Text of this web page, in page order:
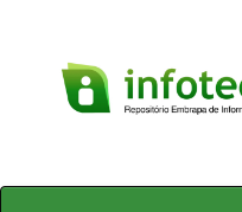
Skip